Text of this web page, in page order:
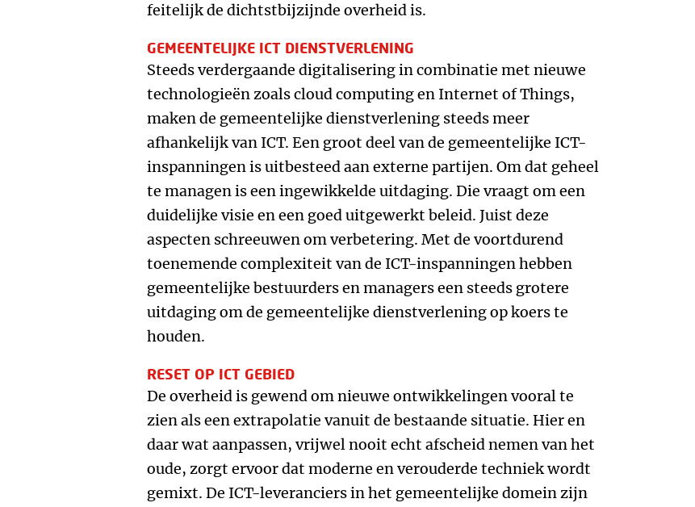
feitelijk de dichtstbijzijnde overheid is.
GEMEENTELIJKE ICT DIENSTVERLENING
Steeds verdergaande digitalisering in combinatie met nieuwe
technologieën zoals cloud computing en Internet of Things,
maken de gemeentelijke dienstverlening steeds meer
afhankelijk van ICT. Een groot deel van de gemeentelijke ICT-
inspanningen is uitbesteed aan externe partijen. Om dat geheel
te managen is een ingewikkelde uitdaging. Die vraagt om een
duidelijke visie en een goed uitgewerkt beleid. Juist deze
aspecten schreeuwen om verbetering. Met de voortdurend
toenemende complexiteit van de ICT-inspanningen hebben
gemeentelijke bestuurders en managers een steeds grotere
uitdaging om de gemeentelijke dienstverlening op koers te
houden.
RESET OP ICT GEBIED
De overheid is gewend om nieuwe ontwikkelingen vooral te
zien als een extrapolatie vanuit de bestaande situatie. Hier en
daar wat aanpassen, vrijwel nooit echt afscheid nemen van het
oude, zorgt ervoor dat moderne en verouderde techniek wordt
gemixt. De ICT-leveranciers in het gemeentelijke domein zijn